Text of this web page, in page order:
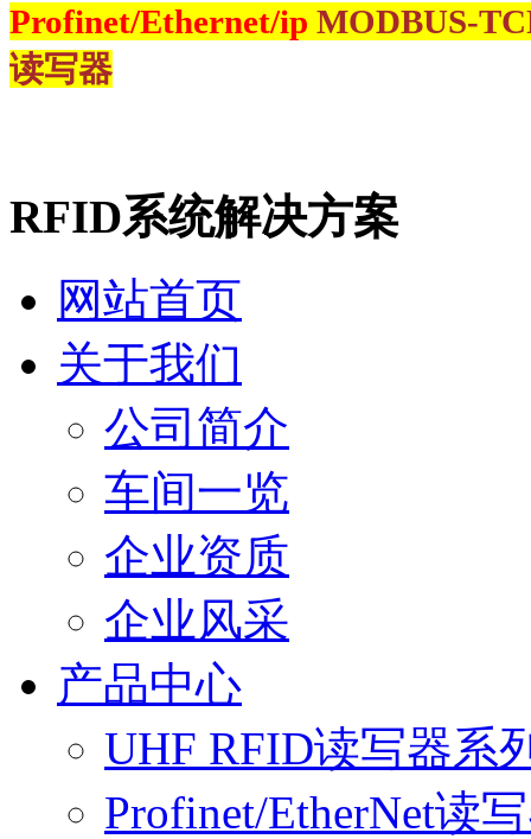
Profinet/Ethernet/ip MODBUS-
读写器
RFID系统解决方案
网站首页
关于我们
公司简介
车间一览
企业资质
企业风采
产品中心
UHF RFID读写器系
Profinet/EtherNet读